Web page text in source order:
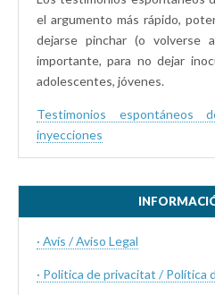
el argumento más rápido,
dejarse pinchar (o volverse
importante, para no dejar
adolescentes, jóvenes.
Testimonios
inyecciones
· Avís / Aviso Legal
· Politica de privacitat / Política